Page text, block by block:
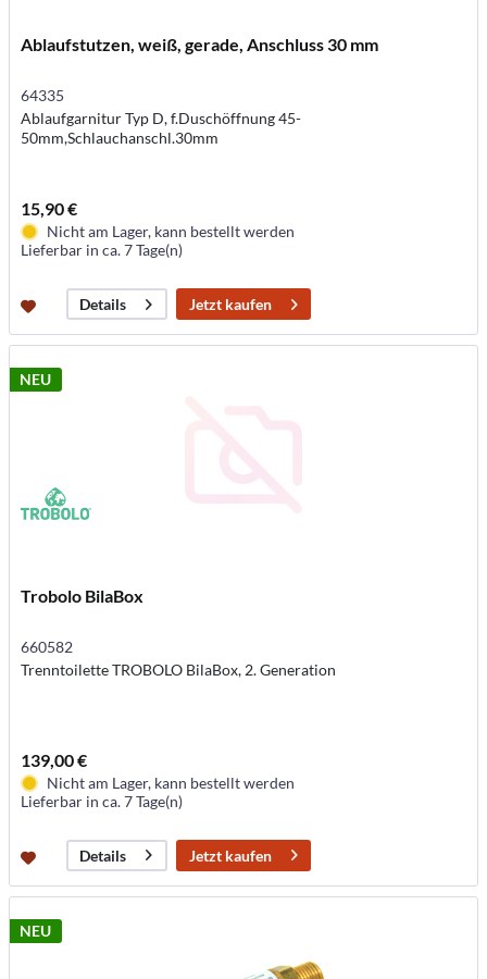
Ablaufstutzen, weiß, gerade, Anschluss 30 mm
64335
Ablaufgarnitur Typ D, f.Duschöffnung 45-
50mm,Schlauchanschl.30mm
15,90 €
Nicht am Lager, kann bestellt werden
Lieferbar in ca. 7 Tage(n)
Details Jetzt kaufen
NEU
Trobolo BilaBox
660582
Trenntoilette TROBOLO BilaBox, 2. Generation
139,00 €
Nicht am Lager, kann bestellt werden
Lieferbar in ca. 7 Tage(n)
Details Jetzt kaufen
NEU